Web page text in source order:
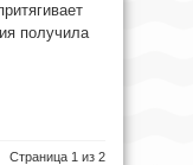
получила
Страница 1 из 2